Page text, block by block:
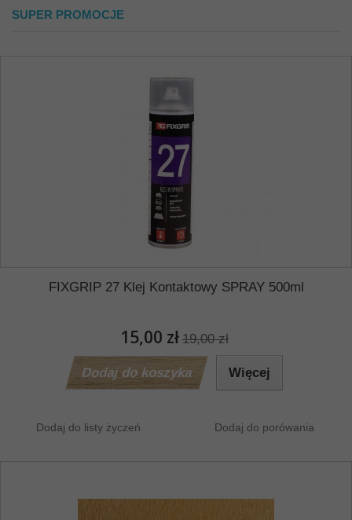
SUPER PROMOCJE
FIXGRIP 27 Klej Kontaktowy SPRAY 500ml
15,00 zł 19,00 zł
Dodaj do koszyka Więcej
Dodaj do listy życzeń Dodaj do porówania